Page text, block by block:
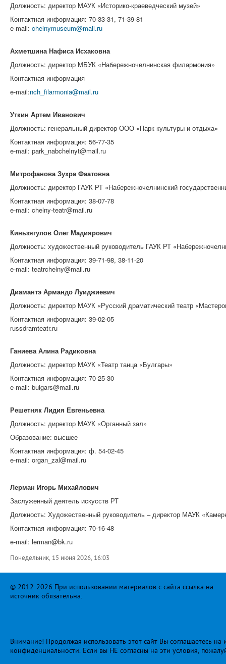
Должность: директор МАУК «Историко-краеведческий музей»
Контактная информация: 70-33-31, 71-39-81
e-mail: chelnymuseum@mail.ru
Ахметшина Нафиса Исхаковна
Должность: директор МБУК «Набережночелнинская филармония»
Контактная информация
e-mail:nch_filarmonia@mail.ru
Уткин Артем Иванович
Должность: генеральный директор ООО «Парк культуры и отдыха»
Контактная информация: 56-77-35
e-mail: park_nabchelnyt@mail.ru
Митрофанова Зухра Фаатовна
Должность: директор ГАУК РТ «Набережночелнинский
Контактная информация: 38-07-78
e-mail: chelny-teatr@mail.ru
Киньзягулов Олег Мадиярович
Должность: художественный руководитель ГАУК РТ «
Контактная информация: 39-71-98, 38-11-20
e-mail: teatrchelny@mail.ru
Диамантэ Армандо Луиджиевич
Должность: директор МАУК «Русский драматический театр
Контактная информация: 39-02-05
russdramteatr.ru
Ганиева Алина Радиковна
Должность: директор МАУК «Театр танца «Булгары»
Контактная информация: 70-25-30
e-mail: bulgars@mail.ru
Решетняк Лидия Евгеньевна
Должность: директор МАУК «Органный зал»
Образование: высшее
Контактная информация: ф. 54-02-45
e-mail: organ_zal@mail.ru
Лерман Игорь Михайлович
Заслуженный деятель искусств РТ
Должность: Художественный руководитель – директор МАУК «
Контактная информация: 70-16-48
e-mail: lerman@bk.ru
Понедельник, 15 июня 2026, 16:03
© 2012-2026 При использовании материалов с сайта ссылка на
источник обязательна.
Внимание! Продолжая использовать этот сайт Вы соглашаетесь
конфиденциальности. Если вы НЕ согласны на эти условия,